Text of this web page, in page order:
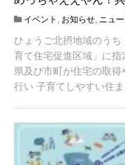
イベント , お知らせ, ニュ
ひょうご北摂地域のう
育て住宅促進区域」に
県及び市町が住宅の取
行い 子育てしやすい住